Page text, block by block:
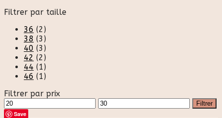
Filtrer par taille
36 (2)
38 (3)
40 (3)
42 (2)
44 (1)
46 (1)
Filtrer par prix
Prix
min
Prix
max
Filtrer
Save